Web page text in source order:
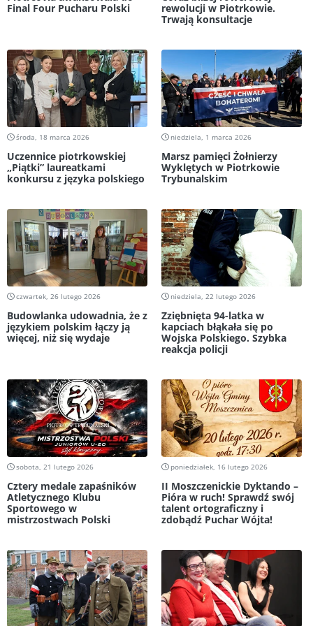
Final Four Pucharu Polski
rewolucji w Piotrkowie.
Trwają konsultacje
środa, 18 marca 2026
Uczennice piotrkowskiej
„Piątki” laureatkami
konkursu z języka polskiego
niedziela, 1 marca 2026
Marsz pamięci Żołnierzy
Wyklętych w Piotrkowie
Trybunalskim
czwartek, 26 lutego 2026
Budowlanka udowadnia, że z
językiem polskim łączy ją
więcej, niż się wydaje
niedziela, 22 lutego 2026
Zziębnięta 94-latka w
kapciach błąkała się po
Wojska Polskiego. Szybka
reakcja policji
sobota, 21 lutego 2026
Cztery medale zapaśników
Atletycznego Klubu
Sportowego w
mistrzostwach Polski
poniedziałek, 16 lutego 2026
II Moszczenickie Dyktando –
Pióra w ruch! Sprawdź swój
talent ortograficzny i
zdobądź Puchar Wójta!